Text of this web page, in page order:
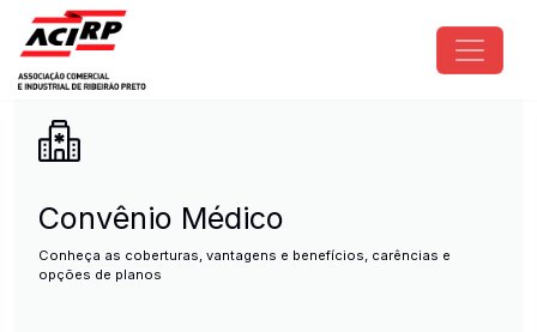
Pular para o conteúdo principal
ACIRP - Associação Comercial
Convênio Médico
Conheça as coberturas, vantagens e benefícios, carências e
opções de planos